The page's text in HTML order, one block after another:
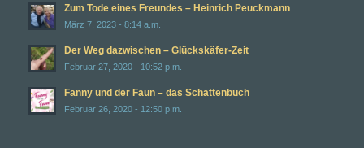
Zum Tode eines Freundes – Heinrich Peuckmann
März 7, 2023 - 8:14 a.m.
Der Weg dazwischen – Glückskäfer-Zeit
Februar 27, 2020 - 10:52 p.m.
Fanny und der Faun – das Schattenbuch
Februar 26, 2020 - 12:50 p.m.